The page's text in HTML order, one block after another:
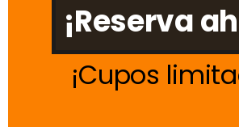
¡Reserva
Cupos